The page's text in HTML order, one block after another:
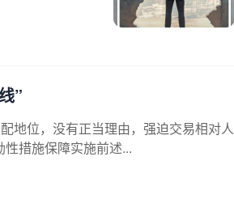
”
地位，没有正当理由，强迫交易相对人
措施保障实施前述...